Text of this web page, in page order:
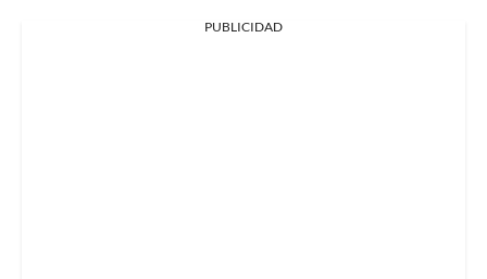
PUBLICIDAD